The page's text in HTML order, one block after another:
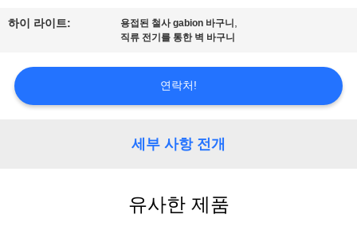
투
품
하이 라이트: 용접된 철사 gabion 바구니 ,
직류 전기를 통한 벽 바구니
연락처!
세부 사항 전개
유사한 제품